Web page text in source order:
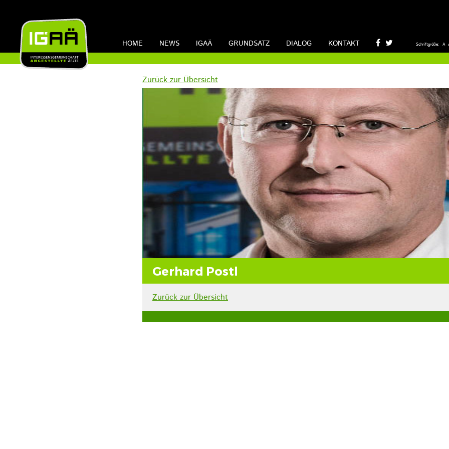
HOME NEWS IGAÄ GRUNDSATZ DIALOG KONTAKT Schriftgröße: A
Zurück zur Übersicht
Gerhard Postl
Zurück zur Übersicht